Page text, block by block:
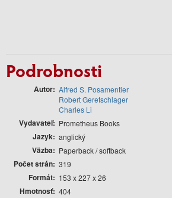
Podrobnosti
Autor Alfred S. Posamentier
Robert Geretschlager
Charles Li
Vydavateľ Prometheus Books
Jazyk anglický
Väzba Paperback / softback
Počet strán 319
Formát 153 x 227 x 26
Hmotnosť 404